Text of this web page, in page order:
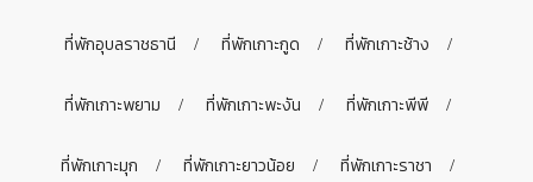
ที่พักอุบลราชธานี ที่พักเกาะกูด ที่พักเกาะช้าง
ที่พักเกาะพยาม ที่พักเกาะพะงัน ที่พักเกาะพีพี
ที่พักเกาะมุก ที่พักเกาะยาวน้อย ที่พักเกาะราชา